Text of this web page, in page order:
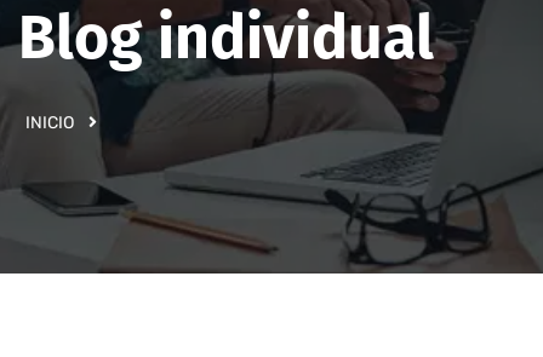
Blog individual
INICIO